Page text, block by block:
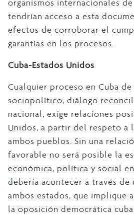
organismos internacionales
tendrían acceso a esta
efectos de corroborar el
garantías en los procesos.
Cuba-Estados Unidos
Cualquier proceso en Cuba
sociopolítico, diálogo
nacional, exige relaciones
Unidos, a partir del respeto a
ambos pueblos. Sin una
favorable no será posible la
económica, política y social
debería acontecer a través de
ambos estados, que implique
la oposición democrática